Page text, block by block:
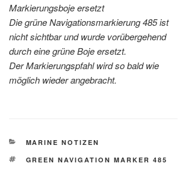
Markierungsboje ersetzt
Die grüne Navigationsmarkierung 485 ist
nicht sichtbar und wurde vorübergehend
durch eine grüne Boje ersetzt.
Der Markierungspfahl wird so bald wie
möglich wieder angebracht.
KATEGORIEN
MARINE NOTIZEN
SCHLAGWÖRTER
GREEN NAVIGATION MARKER 485